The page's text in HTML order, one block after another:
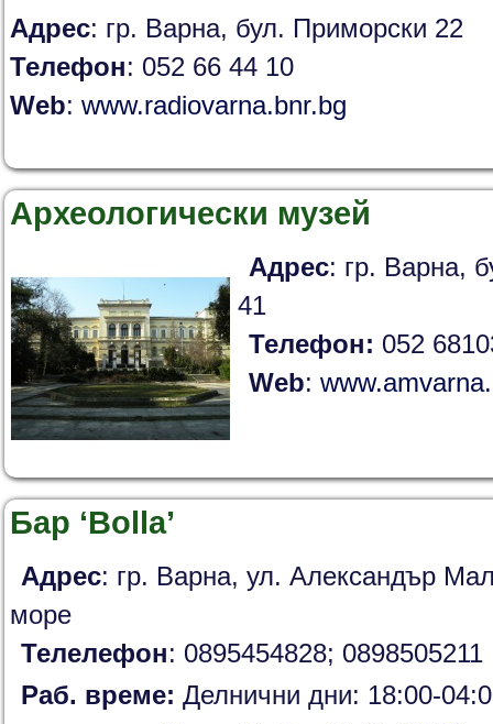
Адрес: гр. Варна, бул. Приморски 22
Телефон: 052 66 44 10
Web: www.radiovarna.bnr.bg
Археологически музей
Адрес: гр. Варна,
41
Телефон: 052
Web:
Бар ‘Bolla’
Адрес: гр. Варна, ул. Александър
море
Телелефон: 0895454828; 0898505211
Раб. време: Делнични дни: 18:00-